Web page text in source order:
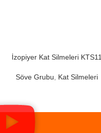
İzopiyer Kat Silmeleri KTS11
Söve Grubu Kat Silmeleri